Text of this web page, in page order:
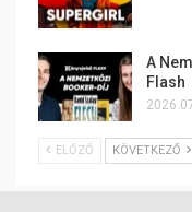
A
Flash
ELŐZŐ KÖVETKEZŐ